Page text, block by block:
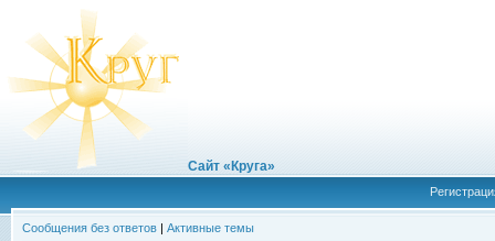
Сайт «Круга»
Сообщения без ответов | Активные темы